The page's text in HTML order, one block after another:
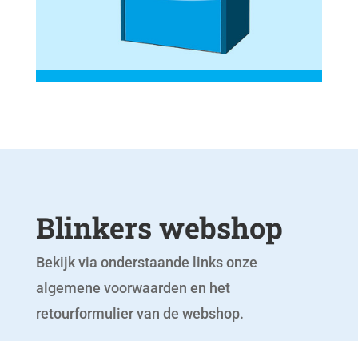
Blinkers webshop
Bekijk via onderstaande links onze
algemene voorwaarden en het
retourformulier van de webshop.